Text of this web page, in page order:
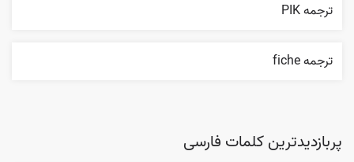
ترجمه PIK
ترجمه fiche
پربازدیدترین کلمات فارسی